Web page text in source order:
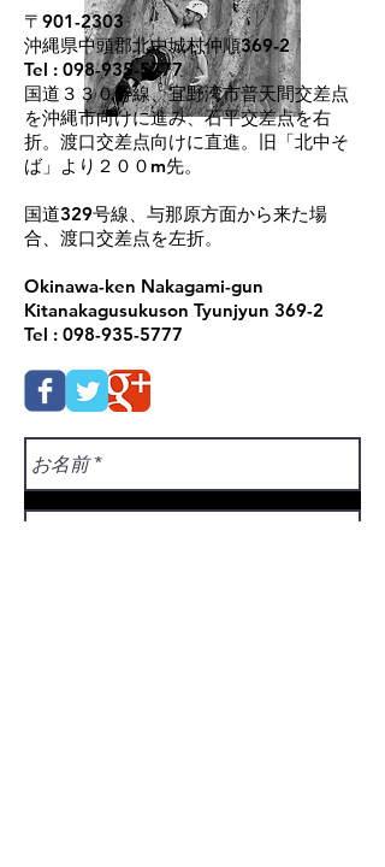
〒901-2303
沖縄県中頭郡北中城村仲順369-2
Tel : 098-935-5777
国道３３０号線、宜野湾市普天間交差点
を沖縄市向けに進み、石平交差点を右
折。渡口交差点向けに直進。旧「北中そ
ば」より２００m先。
国道329号線、与那原方面から来た場
合、渡口交差点を左折。
Okinawa-ken Nakagami-gun
Kitanakagusukuson Tyunjyun 369-2
Tel : 098-935-5777